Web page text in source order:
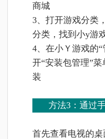
商城
3、打开游戏分类
分类，找到小y游
4、在小Ｙ游戏的
开“安装包管理”
装
方法3：通过
首先查看电视的